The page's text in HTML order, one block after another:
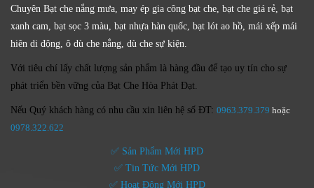
Chuyên Bạt che nắng mưa, may ép gia công bạt che, bạt che giá rẻ, bạt
xanh cam, bạt sọc 3 màu, bạt nhựa hàn quốc, bạt lót ao hồ, mái xếp mái
hiên di động, ô dù che nắng, dù che sự kiện.
Với tiêu chí lấy chất lượng sản phẩm là hàng đầu để tạo uy tín cho sự
phát triển bền vững của Bạt Che Hòa Phát Đạt.
Nếu Quý khách hàng có nhu cầu xin liên hệ số ĐT: 0963.379.379 hoặc
0978.322.622
✅ Sản Phẩm Mới HPD
✅ Tin Tức Mới HPD
✅ Hoạt Động Mới HPD